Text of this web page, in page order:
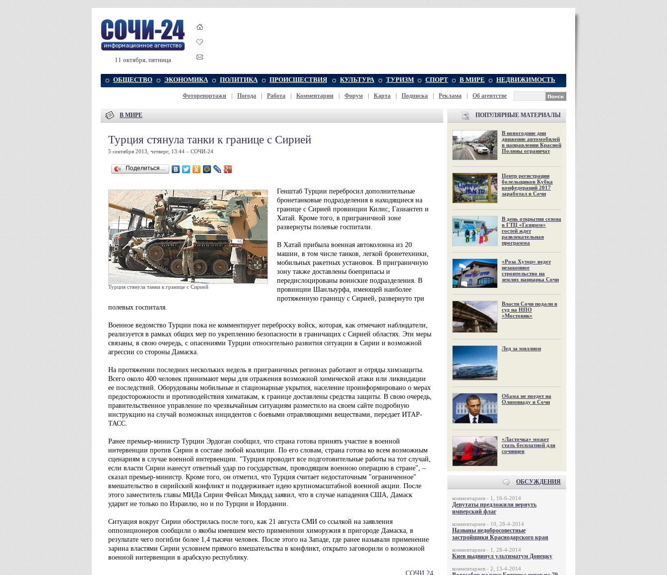
11 октября, пятница
ОБЩЕСТВО ЭКОНОМИКА ПОЛИТИКА ПРОИСШЕСТВИЯ КУЛЬТУРА ТУРИЗМ СПОРТ В МИРЕ НЕДВИЖИМОСТЬ
Фоторепортажи Погода Работа Комментарии Форум Карта Подписка Реклама Об агентстве
В МИРЕ
Турция стянула танки к границе с Сирией
5 сентября 2013, четверг, 13:44 – СОЧИ-24
Поделиться…
Турция стянула танки к границе с Сирией
Генштаб Турции перебросил дополнительные
бронетанковые подразделения в находящиеся на
границе с Сирией провинции Килис, Газиантеп и
Хатай. Кроме того, в приграничной зоне
развернуты полевые госпитали.
В Хатай прибыла военная автоколонна из 20
машин, в том числе танков, легкой бронетехники,
мобильных ракетных установок. В приграничную
зону также доставлены боеприпасы и
передислоцированы воинские подразделения. В
провинции Шанлыурфа, имеющей наиболее
протяженную границу с Сирией, развернуто три
полевых госпиталя.
Военное ведомство Турции пока не комментирует переброску войск, которая, как отмечают наблюдатели,
реализуется в рамках общих мер по укреплению безопасности в граничащих с Сирией областях. Эти меры
связаны, в свою очередь, с опасениями Турции относительно развития ситуации в Сирии и возможной
агрессии со стороны Дамаска.
На протяжении последних нескольких недель в приграничных регионах работают и отряды химзащиты.
Всего около 400 человек принимают меры для отражения возможной химической атаки или ликвидации
ее последствий. Оборудованы мобильные и стационарные укрытия, население проинформировано о мерах
предосторожности и противодействия химатакам, к границе доставлены средства защиты. В свою очередь,
правительственное управление по чрезвычайным ситуациям разместило на своем сайте подробную
инструкцию на случай возможных инцидентов с боевыми отравляющими веществами, передает ИТАР-
ТАСС.
Ранее премьер-министр Турции Эрдоган сообщил, что страна готова принять участие в военной
интервенции против Сирии в составе любой коалиции. По его словам, страна готова ко всем возможным
сценариям в случае военной интервенции. "Турция проводит все подготовительные работы на тот случай,
если власти Сирии нанесут ответный удар по государствам, проводящим военною операцию в стране", –
сказал премьер-министр. Кроме того, он отметил, что Турция считает недостаточным "ограниченное"
вмешательство в сирийский конфликт и поддерживает идею крупномасштабной военной акции. После
этого заместитель главы МИДа Сирии Фейсал Микдад заявил, что в случае нападения США, Дамаск
ударит не только по Израилю, но и по Турции и Иордании.
Ситуация вокруг Сирии обострилась после того, как 21 августа СМИ со ссылкой на заявления
оппозиционеров сообщили о якобы имевшем место применении химоружия в пригороде Дамаска, в
результате чего погибли более 1,4 тысячи человек. После этого на Западе, где ранее называли применение
зарина властями Сирии условием прямого вмешательства в конфликт, открыто заговорили о возможной
военной интервенции в арабскую республику.
СОЧИ 24
ПОПУЛЯРНЫЕ МАТЕРИАЛЫ
В новогодние дни
движение автомобилей
в направлении Красной
Поляны ограничат
Центр регистрации
болельщиков Кубка
конфедераций 2017
заработал в Сочи
В день открытия сезона
в ГТЦ «Газпром»
гостей ждет
развлекательная
программа
«Роза Хутор» ведет
незаконное
строительство на
землях нацпарка Сочи
Власти Сочи подали в
суд на НПО
«Мостовик»
Лед за миллион
Обама не поедет на
Олимпиаду в Сочи
«Ласточка» может
стать бесплатной для
сочинцев
ОБСУЖДЕНИЯ
комментариев - 1, 16-6-2014
Депутаты предложили вернуть
имперский флаг
комментариев - 10, 28-4-2014
Названы недобросовестные
застройщики Краснодарского края
комментариев - 1, 28-4-2014
Киев выдвинул ультиматум Донецку
комментариев - 2, 13-4-2014